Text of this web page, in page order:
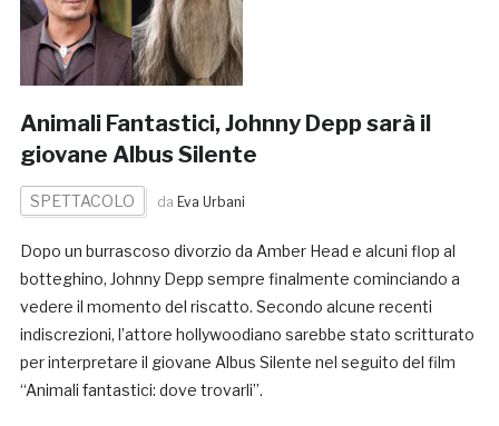
Animali Fantastici, Johnny Depp sarà il
giovane Albus Silente
SPETTACOLO da Eva Urbani
Dopo un burrascoso divorzio da Amber Head e alcuni flop al
botteghino, Johnny Depp sempre finalmente cominciando a
vedere il momento del riscatto. Secondo alcune recenti
indiscrezioni, l’attore hollywoodiano sarebbe stato scritturato
per interpretare il giovane Albus Silente nel seguito del film
“Animali fantastici: dove trovarli”.